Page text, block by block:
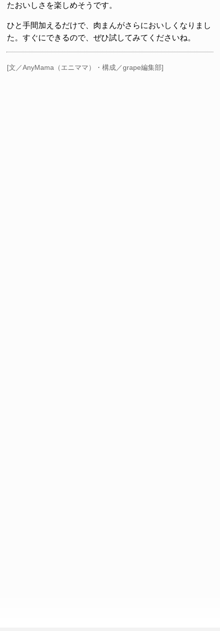
たおいしさを楽しめそうです。
ひと手間加えるだけで、肉まんがさらにおいしくなりまし
た。すぐにできるので、ぜひ試してみてくださいね。
[文／AnyMama（エニママ）・構成／grape編集部]